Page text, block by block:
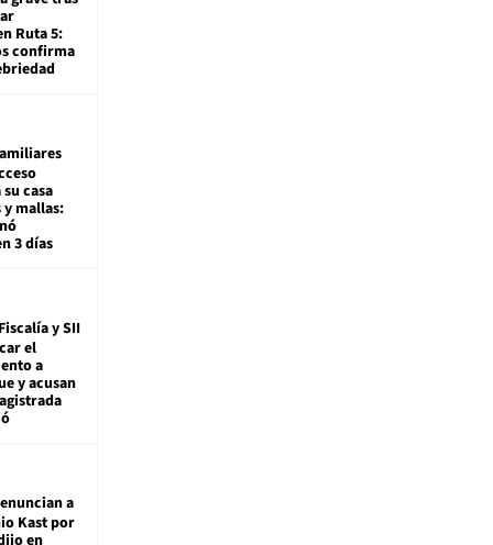
Ruta 5:
confirma
casa
mallas:
3 días
Fiscalía y SII
el
a
y acusan
a
Kast por